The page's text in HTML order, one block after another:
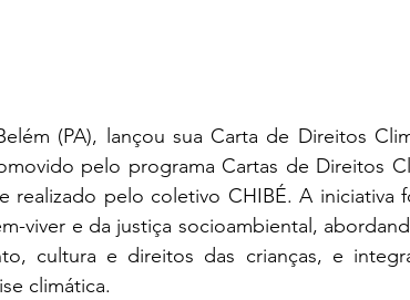
(PA), lançou sua Carta de Direitos
pelo programa Cartas de Direitos
realizado pelo coletivo CHIBÉ. A iniciativa
viver e da justiça socioambiental,
cultura e direitos das crianças, e
climática.